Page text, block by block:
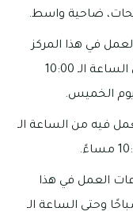
ضاحية واسط.
في هذا المركز
من الساعة الـ 08:00 صباحًا وحتى الساعة الـ 10:00
الخميس.
فيه من الساعة الـ
العمل في هذا
تبدأ من الساعة الـ 08:00 صباحًا وحتى الساعة الـ